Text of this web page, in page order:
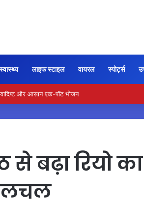
स्वास्थ्य लाइफ स्टाइल वायरल स्पोर्ट्स
आसान घरेलू फेस पैक
बढ़ा रियो का